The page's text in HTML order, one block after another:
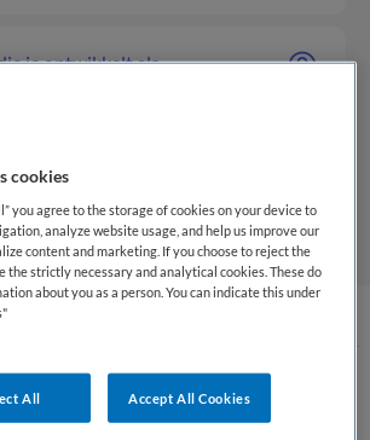
je ontwikkelt als
Inkoopdirecteur
cookies
you agree to the storage of cookies on your device to
analyze website usage, and help us improve our
content and marketing. If you choose to reject the
the strictly necessary and analytical cookies. These do
about you as a person. You can indicate this under
All Accept All Cookies